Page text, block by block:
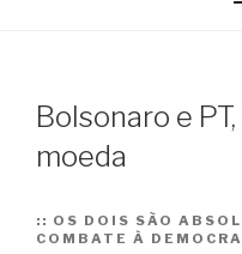
Bolsonaro e
moeda
:: OS DOIS SÃO
COMBATE À